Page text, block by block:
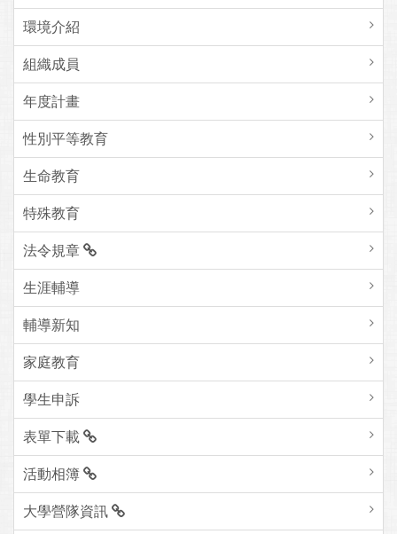
環境介紹
組織成員
年度計畫
性別平等教育
生命教育
特殊教育
法令規章
生涯輔導
輔導新知
家庭教育
學生申訴
表單下載
活動相簿
大學營隊資訊